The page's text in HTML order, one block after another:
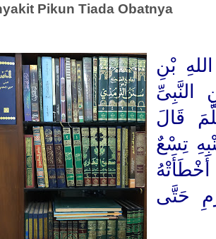
Pikun Tiada Obatnya
بْنِ
النَّبِىِّ
قَالَ
تِسْعٌ
حَتَّى